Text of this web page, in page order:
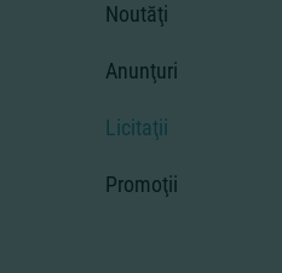
Noutăţi
Anunţuri
Licitaţii
Promoţii